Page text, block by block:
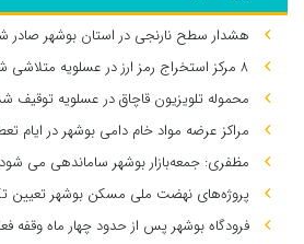
هشدار سطح نارنجی در استان بوشهر صادر
۸ مرکز استخراج رمز ارز در عسلویه متلاشی شد
محموله تلویزیون قاچاق در عسلویه توقیف
مراکز عرضه مواد خام دامی بوشهر در ایام
مظفری: جمعه‌بازار بوشهر ساماندهی می‌ شود
پروژه‌های نهضت ملی مسکن بوشهر تعیین
فرودگاه بوشهر پس از حدود چهار ماه وقفه